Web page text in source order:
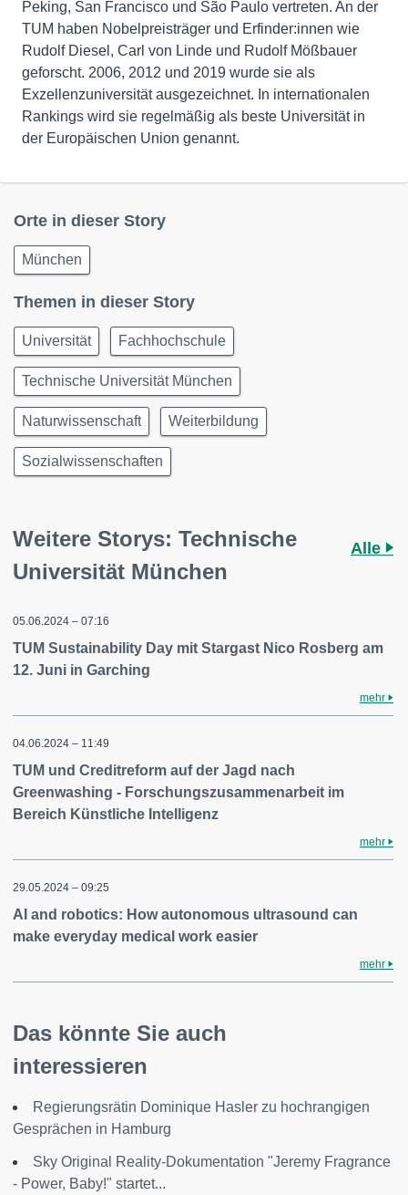
Peking, San Francisco und São Paulo vertreten. An der
TUM haben Nobelpreisträger und Erfinder:innen wie
Rudolf Diesel, Carl von Linde und Rudolf Mößbauer
geforscht. 2006, 2012 und 2019 wurde sie als
Exzellenzuniversität ausgezeichnet. In internationalen
Rankings wird sie regelmäßig als beste Universität in
der Europäischen Union genannt.
Orte in dieser Story
München
Themen in dieser Story
Universität Fachhochschule
Technische Universität München
Naturwissenschaft Weiterbildung
Sozialwissenschaften
Weitere Storys: Technische
Universität München
Alle
05.06.2024 – 07:16
TUM Sustainability Day mit Stargast Nico Rosberg am
12. Juni in Garching
mehr
04.06.2024 – 11:49
TUM und Creditreform auf der Jagd nach
Greenwashing - Forschungszusammenarbeit im
Bereich Künstliche Intelligenz
mehr
29.05.2024 – 09:25
AI and robotics: How autonomous ultrasound can
make everyday medical work easier
mehr
Das könnte Sie auch
interessieren
Regierungsrätin Dominique Hasler zu hochrangigen
Gesprächen in Hamburg
Sky Original Reality-Dokumentation "Jeremy Fragrance
- Power, Baby!" startet...